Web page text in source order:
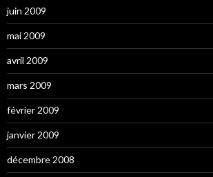
juin 2009
mai 2009
avril 2009
mars 2009
février 2009
janvier 2009
décembre 2008